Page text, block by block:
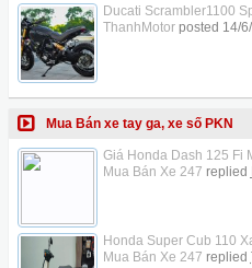
Ducati Scrambler1100
ThanhMotorposted 14/
Mua Bán xe tay ga, xe số PKN
Giá Honda Dash 125 Fi
Mua Bán Xe 247 replied
Honda Super Cub 110
Mua Bán Xe 247 replied